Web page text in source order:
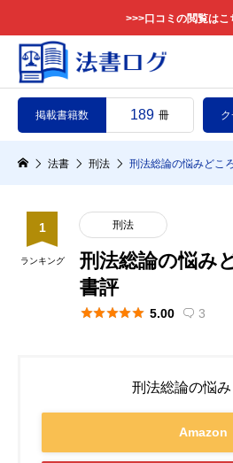
>>>口コミの閲覧はこ
掲載書籍数 189 冊
法書 刑法 刑法総論の悩みどこ
1
ランキング
刑法
刑法総論の悩み
書評
 5.00  3
刑法総論の悩
Amazon